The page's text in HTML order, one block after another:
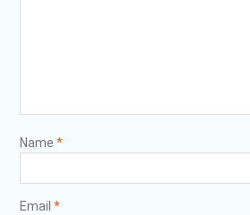
Name *
Email *